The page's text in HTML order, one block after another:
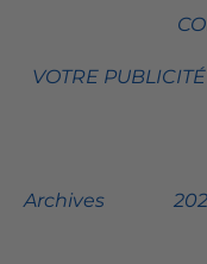
VOTRE
Archives